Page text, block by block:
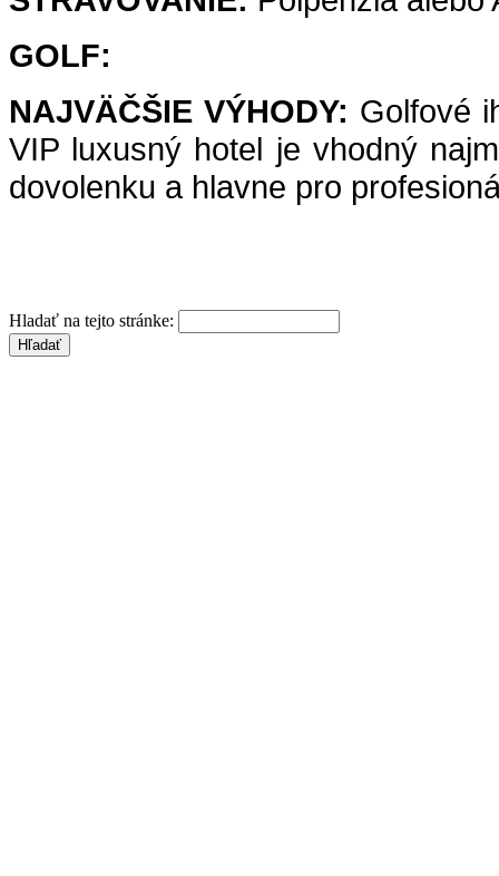
GOLF:
NAJVÄČŠIE VÝHODY: Golfové
VIP luxusný hotel je vhodný
dovolenku a hlavne pro
Hladať na tejto stránke: